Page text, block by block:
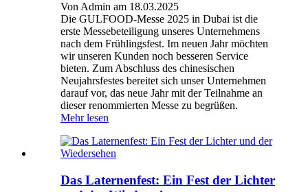
Von Admin am 18.03.2025
Die GULFOOD-Messe 2025 in Dubai ist die
erste Messebeteiligung unseres Unternehmens
nach dem Frühlingsfest. Im neuen Jahr möchten
wir unseren Kunden noch besseren Service
bieten. Zum Abschluss des chinesischen
Neujahrsfestes bereitet sich unser Unternehmen
darauf vor, das neue Jahr mit der Teilnahme an
dieser renommierten Messe zu begrüßen.
Mehr lesen
Das Laternenfest: Ein Fest der Lichter